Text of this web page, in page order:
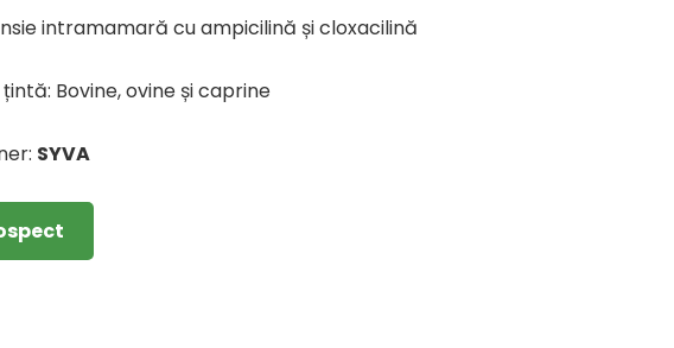
intramamară cu ampicilină și cloxacilină
Bovine, ovine și caprine
SYVA